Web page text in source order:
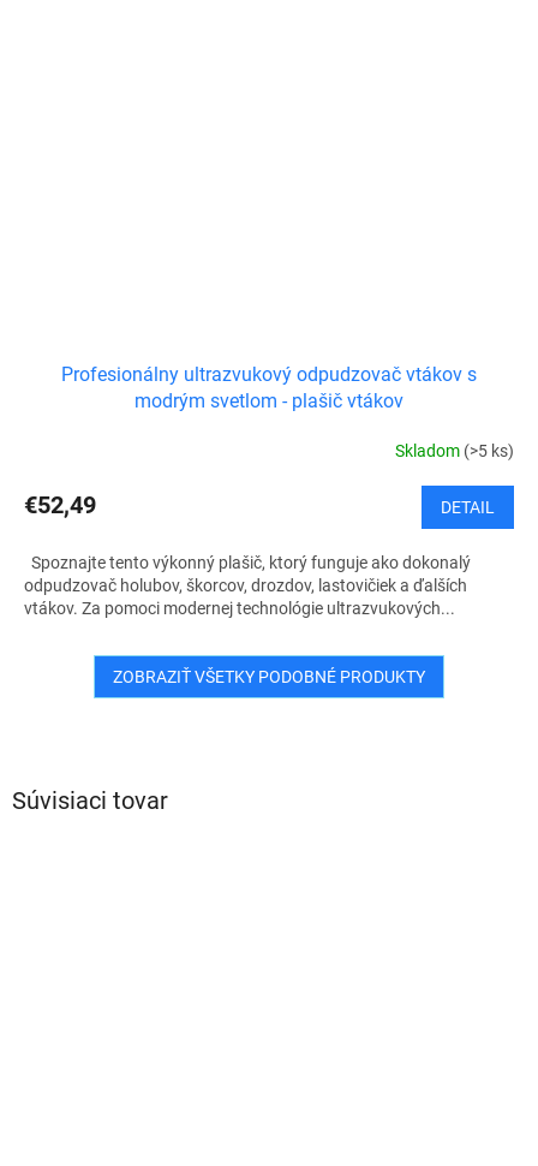
Súvisiaci tovar
Profesionálny ultrazvukový odpudzovač vtákov s
modrým svetlom - plašič vtákov
Skladom (>5 ks)
€52,49 DETAIL
Spoznajte tento výkonný plašič, ktorý funguje ako dokonalý
odpudzovač holubov, škorcov, drozdov, lastovičiek a ďalších
vtákov. Za pomoci modernej technológie ultrazvukových...
ZOBRAZIŤ VŠETKY PODOBNÉ PRODUKTY